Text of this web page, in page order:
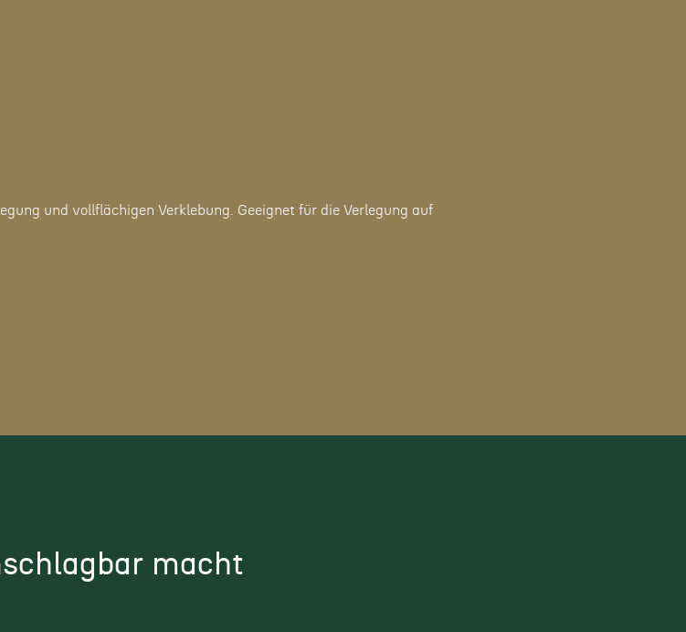
und vollflächigen Verklebung. Geeignet für die Verlegung auf
macht